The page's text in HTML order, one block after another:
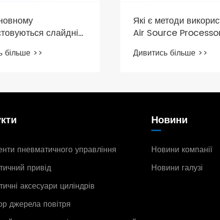
слайдні
більше >>
Які є методи
Air Source
Дивитись більше >>
пневматичного управління
привід
аксесуари циліндрів
джерела повітря
Новини
Новини компанії
Новини галузі